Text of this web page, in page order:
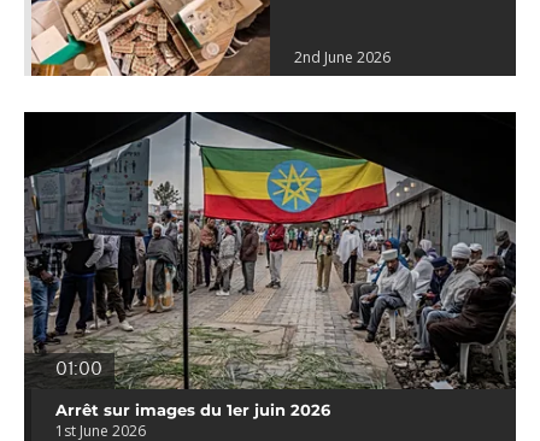
2nd June 2026
01:00
Arrêt sur images du 1er juin 2026
1st June 2026